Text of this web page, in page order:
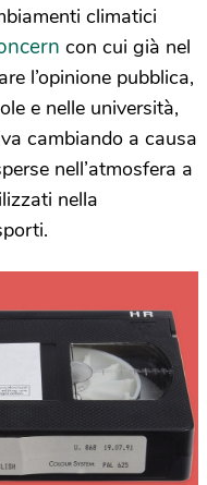
climatici
con cui già nel
l’opinione pubblica,
e nelle università,
cambiando a causa
nell’atmosfera a
nella